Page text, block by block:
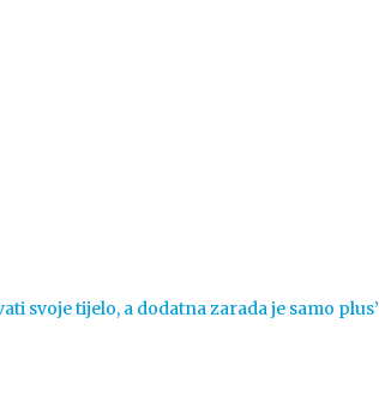
svoje tijelo, a dodatna zarada je samo plus’